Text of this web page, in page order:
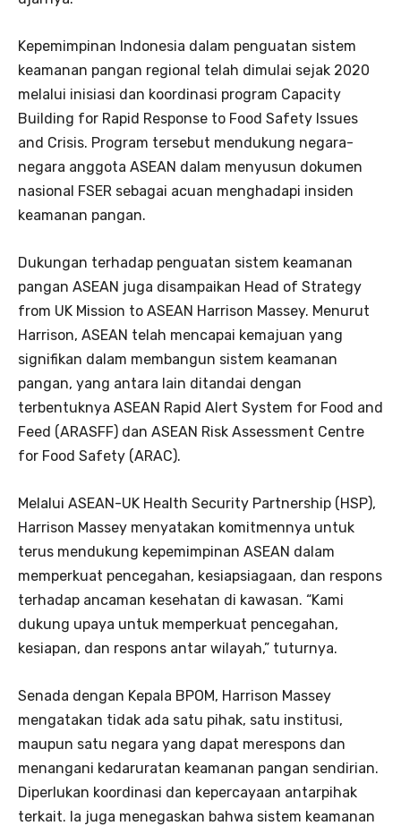
Kepemimpinan Indonesia dalam penguatan sistem
keamanan pangan regional telah dimulai sejak 2020
melalui inisiasi dan koordinasi program Capacity
Building for Rapid Response to Food Safety Issues
and Crisis. Program tersebut mendukung negara-
negara anggota ASEAN dalam menyusun dokumen
nasional FSER sebagai acuan menghadapi insiden
keamanan pangan.
Dukungan terhadap penguatan sistem keamanan
pangan ASEAN juga disampaikan Head of Strategy
from UK Mission to ASEAN Harrison Massey. Menurut
Harrison, ASEAN telah mencapai kemajuan yang
signifikan dalam membangun sistem keamanan
pangan, yang antara lain ditandai dengan
terbentuknya ASEAN Rapid Alert System for Food and
Feed (ARASFF) dan ASEAN Risk Assessment Centre
for Food Safety (ARAC).
Melalui ASEAN-UK Health Security Partnership (HSP),
Harrison Massey menyatakan komitmennya untuk
terus mendukung kepemimpinan ASEAN dalam
memperkuat pencegahan, kesiapsiagaan, dan respons
terhadap ancaman kesehatan di kawasan. “Kami
dukung upaya untuk memperkuat pencegahan,
kesiapan, dan respons antar wilayah,” tuturnya.
Senada dengan Kepala BPOM, Harrison Massey
mengatakan tidak ada satu pihak, satu institusi,
maupun satu negara yang dapat merespons dan
menangani kedaruratan keamanan pangan sendirian.
Diperlukan koordinasi dan kepercayaan antarpihak
terkait. Ia juga menegaskan bahwa sistem keamanan